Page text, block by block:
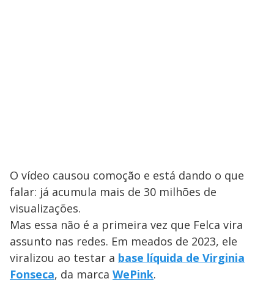
O vídeo causou comoção e está dando o que
falar: já acumula mais de 30 milhões de
visualizações.
Mas essa não é a primeira vez que Felca vira
assunto nas redes. Em meados de 2023, ele
viralizou ao testar a base líquida de Virginia
Fonseca, da marca WePink.